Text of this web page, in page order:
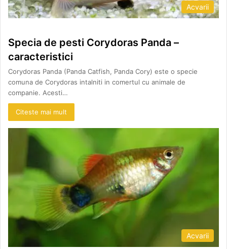
Acvarii
Specia de pesti Corydoras Panda –
caracteristici
Corydoras Panda (Panda Catfish, Panda Cory) este o specie
comuna de Corydoras intalniti in comertul cu animale de
companie. Acesti…
Citeste mai mult
Acvarii